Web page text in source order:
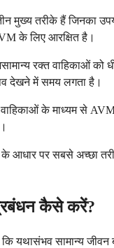
मुख्य तरीके हैं जिनका
के लिए आरक्षित है।
असामान्य रक्त
देखने में समय लगता है।
के माध्यम से
आधार पर सबसे अच्छा
कैसे करें?
सामान्य जीवन